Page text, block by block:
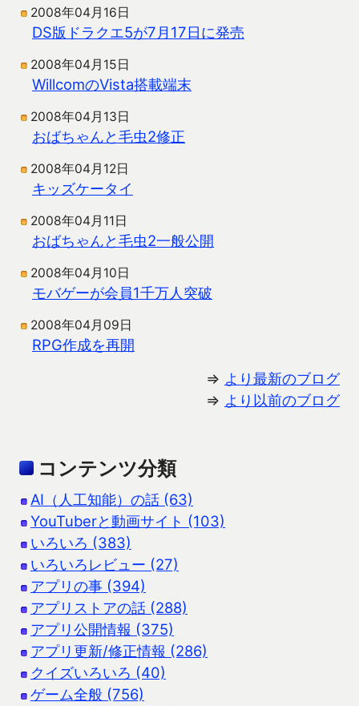
2008年04月16日
DS版ドラクエ5が7月17日に発売
2008年04月15日
WillcomのVista搭載端末
2008年04月13日
おばちゃんと毛虫2修正
2008年04月12日
キッズケータイ
2008年04月11日
おばちゃんと毛虫2一般公開
2008年04月10日
モバゲーが会員1千万人突破
2008年04月09日
RPG作成を再開
⇒ より最新のブログ
⇒ より以前のブログ
コンテンツ分類
AI（人工知能）の話 (63)
YouTuberと動画サイト (103)
いろいろ (383)
いろいろレビュー (27)
アプリの事 (394)
アプリストアの話 (288)
アプリ公開情報 (375)
アプリ更新/修正情報 (286)
クイズいろいろ (40)
ゲーム全般 (756)